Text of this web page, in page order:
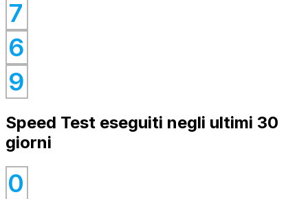
7
0
6
0
9
0
Speed Test eseguiti negli ultimi 30
giorni
0
0